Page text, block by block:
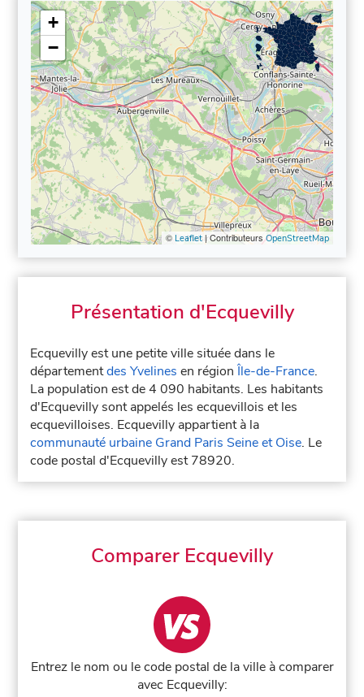
+
−
© Leaflet| ContributeursOpenStreetMap
Présentation d'Ecquevilly
Ecquevilly est une petite ville située dans le
départementdes Yvelines en régionÎle-de-France.
La population est de 4 090 habitants. Les habitants
d'Ecquevilly sont appelés les ecquevillois et les
ecquevilloises. Ecquevilly appartient à la
communauté urbaine Grand Paris Seine et Oise. Le
code postal d'Ecquevilly est 78920.
Comparer Ecquevilly
Entrez le nom ou le code postal de la ville à comparer
avec Ecquevilly: